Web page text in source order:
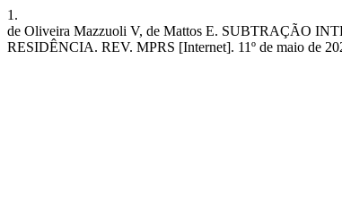
1.
de Oliveira Mazzuoli V, de Mattos E. SUBTRAÇÃO
RESIDÊNCIA. REV. MPRS [Internet]. 11º de maio de